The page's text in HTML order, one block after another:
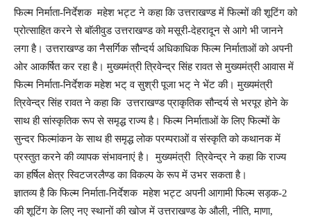
फिल्म निर्माता-निर्देशक महेश भट्ट ने कहा कि उत्तराखण्ड में फिल्मों की शूटिंग को
प्रोत्साहित करने से बाॅलीवुड उत्तराखण्ड को मसूरी-देहरादून से आगे भी जानने
लगा है। उत्तराखण्ड का नैसर्गिक सौन्दर्य अधिकाधिक फिल्म निर्माताओं को अपनी
ओर आकर्षित कर रहा है। मुख्यमंत्री त्रिवेन्द्र सिंह रावत से मुख्यमंत्री आवास में
फिल्म निर्माता-निर्देशक महेश भट् व सुश्री पूजा भट् ने भेंट की। मुख्यमंत्री
त्रिवेन्द्र सिंह रावत ने कहा कि उत्तराखण्ड प्राकृतिक सौन्दर्य से भरपूर होने के
साथ ही सांस्कृतिक रूप से समृद्ध राज्य है। फिल्म निर्माताओं के लिए फिल्मों के
सुन्दर फिल्मांकन के साथ ही समृद्ध लोक परम्पराओं व संस्कृति को कथानक में
प्रस्तुत करने की व्यापक संभावनाएं है। मुख्यमंत्री त्रिवेन्द्र ने कहा कि राज्य
का हर्षिल क्षेत्र स्विटजरलैण्ड का विकल्प के रूप में उभर सकता है।
ज्ञातव्य है कि फिल्म निर्माता-निर्देशक महेश भट्ट अपनी आगामी फिल्म सड़क-2
की शूटिंग के लिए नए स्थानों की खोज में उत्तराखण्ड के औली, नीति, माणा,